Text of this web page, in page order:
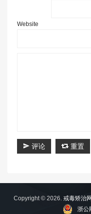
Website
评论 重置
Copyright © 2026. 戒毒矫治网
浙公